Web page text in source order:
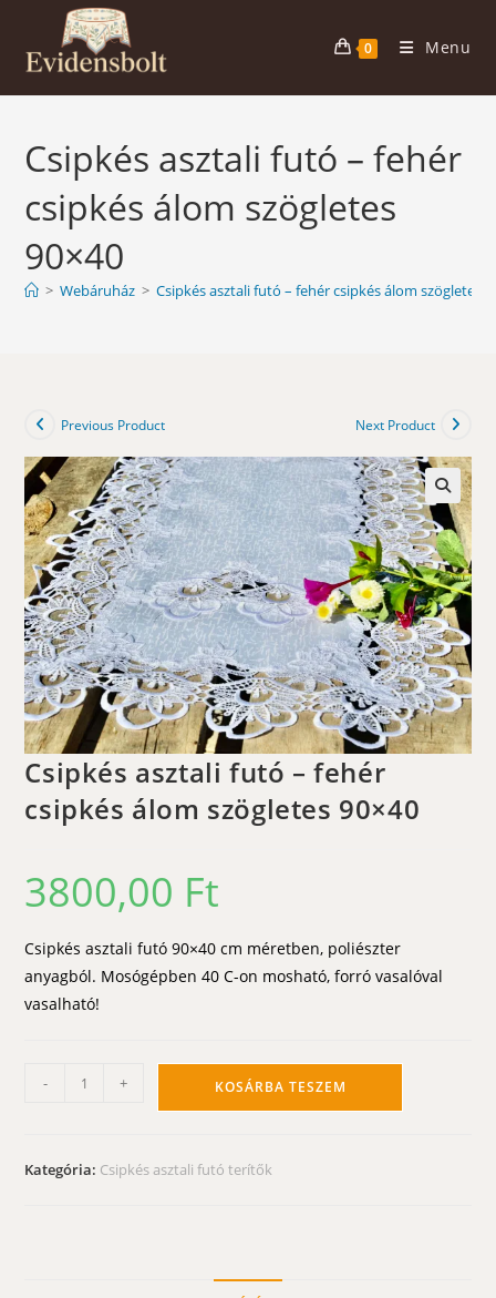
content
0 Menu
Csipkés asztali futó – fehér
csipkés álom szögletes
90×40
> Webáruház > Csipkés asztali futó – fehér csipkés álom szögletes
Previous Product Next Product
🔍
Csipkés asztali futó – fehér
csipkés álom szögletes 90×40
3800,00 Ft
Csipkés asztali futó 90×40 cm méretben, poliészter
anyagból. Mosógépben 40 C-on mosható, forró vasalóval
vasalható!
- + KOSÁRBA TESZEM
Kategória: Csipkés asztali futó terítők